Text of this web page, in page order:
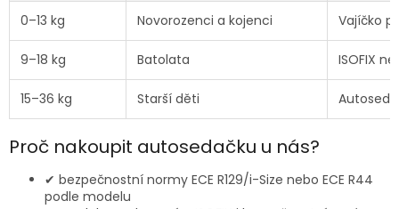
p
i
s
0–13 kg Novorozenci a kojenci Vajíčko
9–18 kg Batolata ISOFIX
15–36 kg Starší děti
Proč nakoupit autosedačku u nás?
✔ bezpečnostní normy ECE R129/i-Size nebo ECE R44
podle modelu